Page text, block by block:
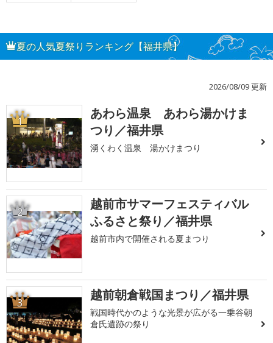
夏の人気夏祭りランキング【福井県】
2026/08/09 更新
1
あわら温泉 あわら湯かけま
つり／福井県
湧くわく温泉 湯かけまつり
2
越前市サマーフェスティバル
ふるさと祭り／福井県
越前市内で開催される夏まつり
3 越前朝倉戦国まつり／福井県
戦国時代かのような光景が広がる一乗谷朝
倉氏遺跡の祭り